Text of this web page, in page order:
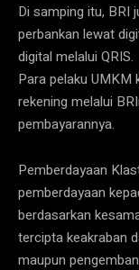
Di samping itu, BRI
perbankan lewat
digital melalui QRIS.
Para pelaku UMKM
rekening melalui
pembayarannya.
Pemberdayaan
pemberdayaan
berdasarkan
tercipta keakraban
maupun